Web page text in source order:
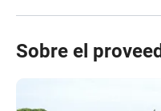
Sobre el